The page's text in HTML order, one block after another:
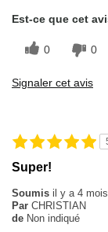
Est-ce que cet
0 0
Signaler cet avis
Super!
Soumis il y a 4 mois
Par CHRISTIAN
de Non indiqué